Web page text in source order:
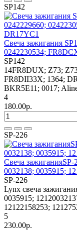
SP142
Свеча зажигания
0242230534;
SP142
14FR8DUX; Z73;
FR8DII33X; 1364;
BKR5E11; 0017;
4
180.00р.
SP-226
Свеча
0032138; 0035915;
SP-226
Lynx свеча
0035915;
12122158253;
5
230.00р.